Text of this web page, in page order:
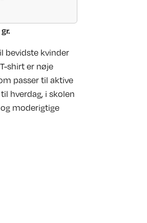
bevidste kvinder
shirt er nøje
passer til aktive
hverdag, i skolen
moderigtige